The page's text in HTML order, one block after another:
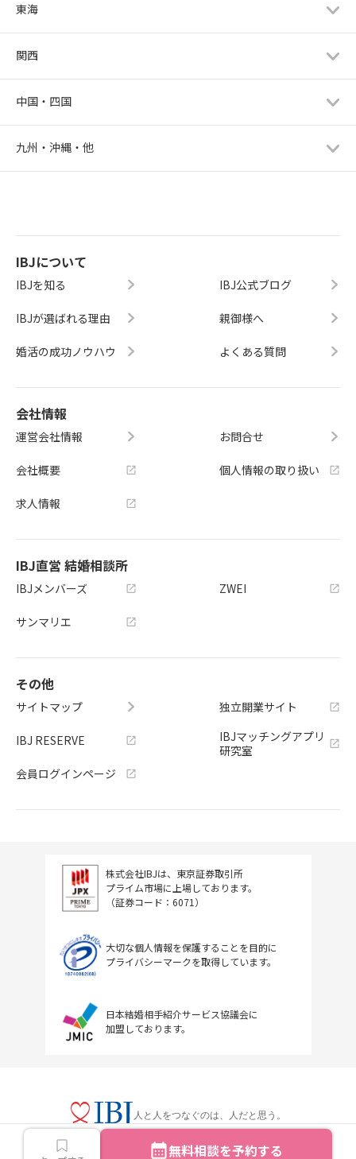
無料相談を予約する
東海
関西
中国・四国
九州・沖縄・他
IBJについて
IBJを知る
IBJが選ばれる理由
婚活の成功ノウハウ
IBJ公式ブログ
親御様へ
よくある質問
会社情報
運営会社情報
会社概要
求人情報
お問合せ
個人情報の取り扱い
IBJ直営 結婚相談所
IBJメンバーズ
サンマリエ
ZWEI
その他
サイトマップ
IBJ RESERVE
会員ログインページ
独立開業サイト
IBJマッチングアプリ
研究室
株式会社IBJは、東京証券取引所
プライム市場に上場しております。
（証券コード：6071）
大切な個人情報を保護することを目的に
プライバシーマークを取得しています。
日本結婚相手紹介サービス協議会に
加盟しております。
人と人をつなぐのは、人だと思う。